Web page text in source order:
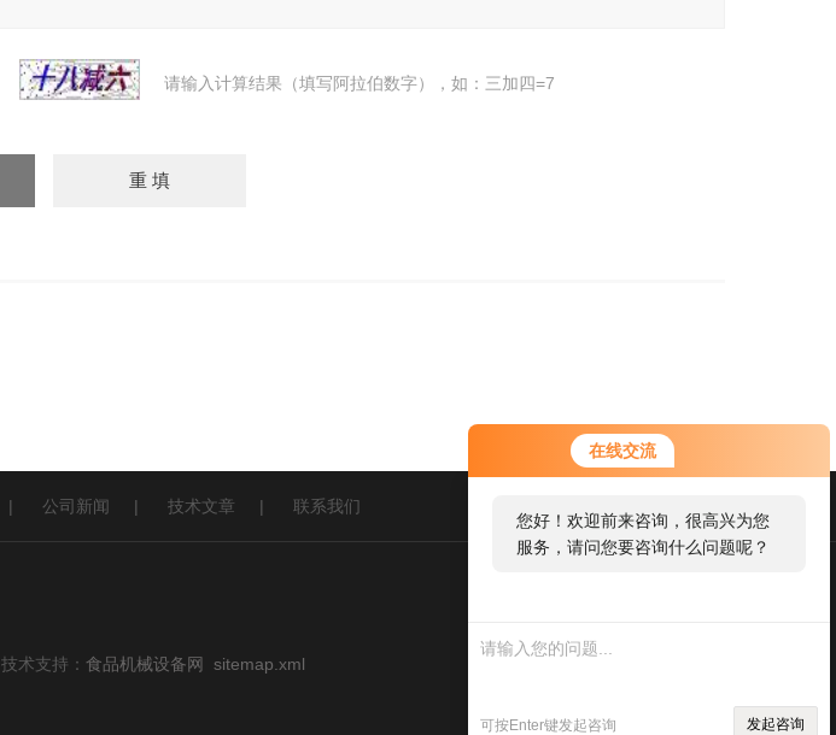
在线交流
您好！欢迎前来咨询，很高兴为您
服务，请问您要咨询什么问题呢？
了需求产品，您可以直接在线与我
联系！
可按Enter键发起咨询 发起咨询
请输入计算结果（填写阿拉伯数字），如：三加四=7
| 公司新闻 | 技术文章 | 联系我们
技术支持： 食品机械设备网 sitemap.xml